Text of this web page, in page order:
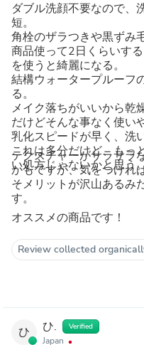
ダブル洗顔不要なので、
短。
角栓のザラつきや黒ずみ
商品使って2日くらいす
を使うと綺麗になる。
結構ウォータープルーフ
る。
メイク落ちがいいから乾
だけどそんな事なく使い
乳化スピードが早く、洗
これは多分だけど、もっ
い処方じゃないかと思う
テクスチャーがサラサラ
かもですが、気をつけれ
そメリットが沢山あるみ
す。
オススメの商品です！
Review collected
ひ ひ. Verified
Japan